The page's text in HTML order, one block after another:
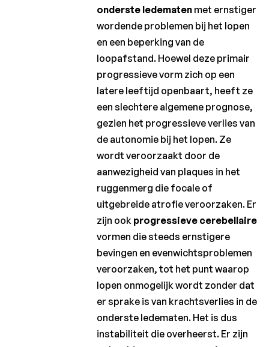
onderste ledematen met ernstiger
wordende problemen bij het lopen
en een beperking van de
loopafstand. Hoewel deze primair
progressieve vorm zich op een
latere leeftijd openbaart, heeft ze
een slechtere algemene prognose,
gezien het progressieve verlies van
de autonomie bij het lopen. Ze
wordt veroorzaakt door de
aanwezigheid van plaques in het
ruggenmerg die focale of
uitgebreide atrofie veroorzaken. Er
zijn ook progressieve cerebellaire
vormen die steeds ernstigere
bevingen en evenwichtsproblemen
veroorzaken, tot het punt waarop
lopen onmogelijk wordt zonder dat
er sprake is van krachtsverlies in de
onderste ledematen. Het is dus
instabiliteit die overheerst. Er zijn